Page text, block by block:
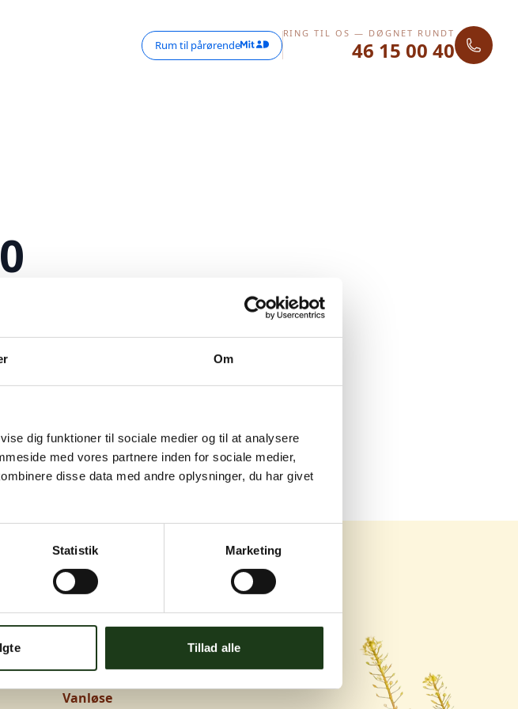
Om
dig funktioner til sociale medier og til at analysere
med vores partnere inden for sociale medier,
disse data med andre oplysninger, du har givet
Statistik Marketing
Tillad alle
Rum til pårørende
RING TIL OS — DØGNET RUNDT
46 15 00 40
på at løse problemet. Prøv venligst
Adresser
Vanløse